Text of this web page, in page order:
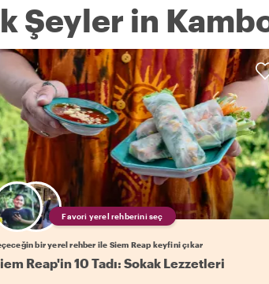
Şeyler in
Favori yerel rehberini seç
bir yerel rehber ile Siem Reap keyfini çıkar
Reap'in 10 Tadı: Sokak Lezzetleri